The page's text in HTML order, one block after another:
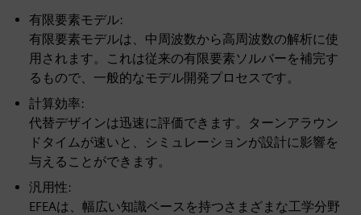
有限要素モデル:
有限要素モデルは、中周波数から高周波数の解析に使
用されます。これは従来の有限要素ソルバーを補完す
るもので、一般的なモデル開発プロセスです。
計算効率:
代替デザインは迅速に評価できます。ターンアラウン
ドタイムが速いと、シミュレーションが設計に影響を
与えることができます。
汎用性:
EFEAは、幅広い知識ベースを持つさまざまな工学分野